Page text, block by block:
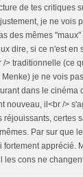
de tes critiques
je ne vois
des mêmes
dire, si ce n'est en
> traditionnelle (ce
je ne vois
dans le cinéma
nouveau, il<br />
réjouissants, certes
Par sur que
fortement apprécié.
les cons ne